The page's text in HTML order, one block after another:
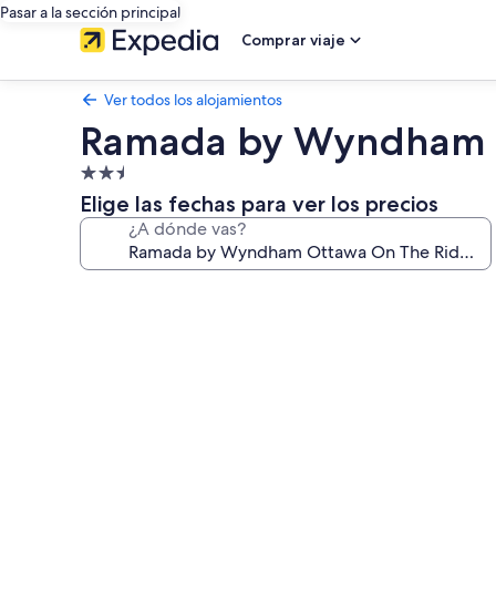
Pasar a la sección principal
Comprar viaje
Ver todos los alojamientos
Ramada by
Alojamiento
de
2.5 estrellas
Elige las fechas para ver los precios
¿A dónde vas?